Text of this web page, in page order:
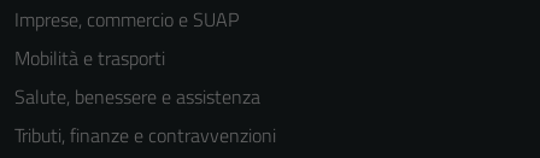
Imprese, commercio e SUAP
Mobilità e trasporti
Salute, benessere e assistenza
Tributi, finanze e contravvenzioni